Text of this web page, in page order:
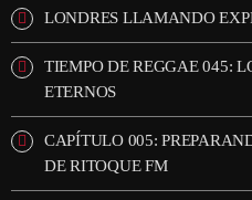
LONDRES LLAMANDO
TIEMPO DE REGGAE 045:
ETERNOS
CAPÍTULO 005:
DE RITOQUE FM